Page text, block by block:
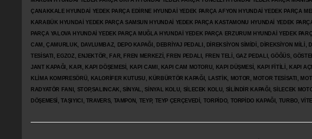
ÇANAKKALE HYUNDAİ YEDEK PARÇA EDİRNE HYUNDAİ YEDEK PARÇA AFYON HYUNDAİ YEDEK PARÇA
KARABÜK HYUNDAİ YEDEK PARÇA SAMSUN HYUNDAİ YEDEK PARÇA KASTAMONU HYUNDAİ YEDEK
PARÇA YALOVA HYUNDAİ YEDEK PARÇA MUĞLA HYUNDAİ YEDEK PARÇA ERZURUM HYUNDAİ YEDEK
CAM, ÇAMURLUK, DAVLUMBAZ, DEPO KAPAĞI, DEBRİYAJ PEDALI, DİREKSİYON SİMİDİ, DİREKSİYON
TESİSATI, EGZOZ, ENJEKTÖR, FAR, FREN MERKEZİ, FREN PEDALI, FREN TELİ, GAZ PEDALI, GÖĞÜS,
JANT KAPAĞI, KAPI, KAPI DÖŞEMESİ, KAPI CAMI, KAPI CAM MOTORU, KAPI DÜŞMESİ, KAPI FİTİLİ, KAPI
KLİMA KOMPRESÖRÜ, KALORİFER KUTUSU, KÜRBÜRTÖR KAPAĞI, LASTİK, MOTOR, MOTOR TESİSATI,
RADYATÖR FANI, STOP,SALINCAK, SİNYAL, SİNYAL KOLU, SİLECEK KOLU, SİLİNDİR KAPAĞI, SİLECEK
DÖŞEMESİ, TAŞIYICI, TRAVERS, TAMPON, TEYP, TEYP ÇERÇEVEDİ, TORPİDO, TORPİDO KAPAĞI, TURBO,